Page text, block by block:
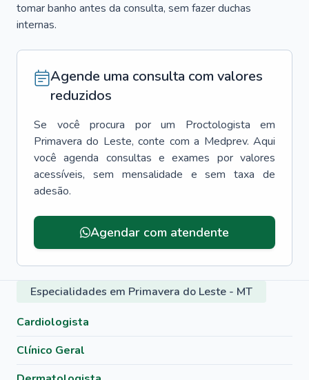
tomar banho antes da consulta, sem fazer duchas
internas.
Agende uma consulta com valores
reduzidos
Se você procura por um Proctologista
em
Primavera do Leste, conte com a Medprev. Aqui
você agenda consultas e exames por valores
acessíveis, sem mensalidade e sem taxa de
adesão.
Agendar com atendente
Especialidades em Primavera do Leste - MT
Cardiologista
Clínico Geral